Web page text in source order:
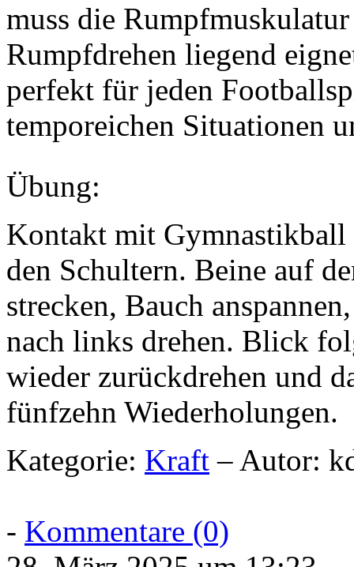
muss die
Rumpfdrehen liegend
perfekt für jeden
temporeichen Situationen
Übung:
Kontakt mit
den Schultern. Beine auf
strecken, Bauch
nach links drehen. Blick
wieder zurückdrehen und
fünfzehn Wiederholungen.
Kategorie: Kraft – Autor:
- Kommentare (0)